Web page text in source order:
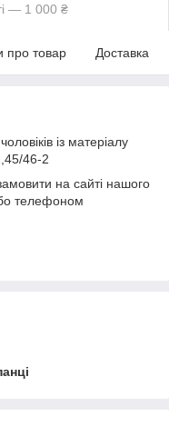
— 1 000 ₴
про товар Доставка
із матеріалу
46-2
на сайті нашого
телефоном